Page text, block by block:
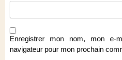
Enregistrer mon nom, mon
navigateur pour mon prochain